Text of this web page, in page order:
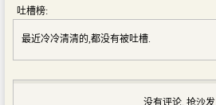
吐槽榜:
最近冷冷清清的,都没有被吐槽.
没有评论, 抢沙发.